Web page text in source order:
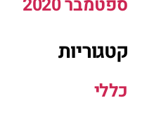
קטגוריות
כללי